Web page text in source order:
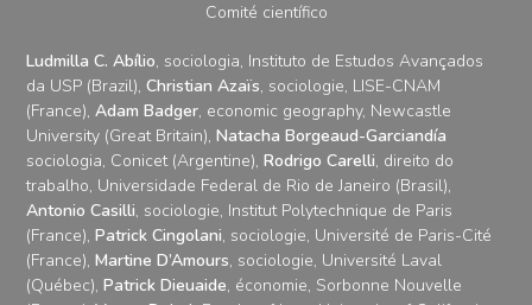
Comité científico
Ludmilla C. Abílio, sociologia, Instituto de Estudos Avançados
da USP (Brazil),Christian Azaïs, sociologie, LISE-CNAM
(France),Adam Badger, economic geography, Newcastle
University (Great Britain),Natacha Borgeaud-Garciandía
sociologia, Conicet (Argentine),Rodrigo Carelli, direito do
trabalho, Universidade Federal de Rio de Janeiro (Brasil),
Antonio Casilli, sociologie, Institut Polytechnique de Paris
(France),Patrick Cingolani, sociologie, Université de Paris-Cité
(France),Martine D’Amours, sociologie, Université Laval
(Québec),Patrick Dieuaide, économie, Sorbonne Nouvelle